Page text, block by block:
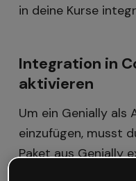
in deine Kurse
Integration in
aktivieren
Um ein Genially
einzufügen, musst
Paket aus Genially